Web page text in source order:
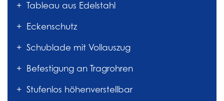
Tableau aus Edelstahl
Eckenschutz
Schublade mit Vollauszug
Befestigung an Tragrohren
Stufenlos höhenverstellbar